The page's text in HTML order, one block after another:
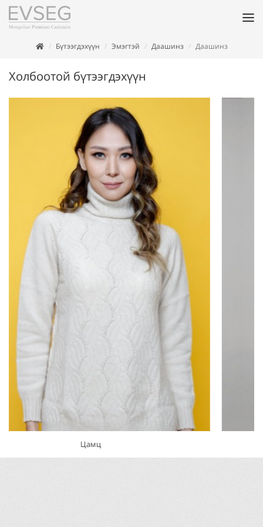
Бүтээгдэхүүн Эмэгтэй Даашинз Даашинз
Холбоотой бүтээгдэхүүн